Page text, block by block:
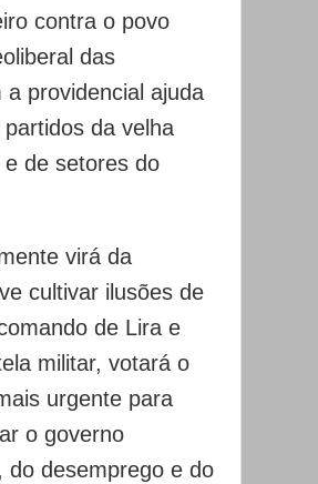
contra o povo
das
providencial ajuda
da velha
de setores do
virá da
cultivar ilusões de
de Lira e
militar, votará o
urgente para
o governo
do desemprego e do